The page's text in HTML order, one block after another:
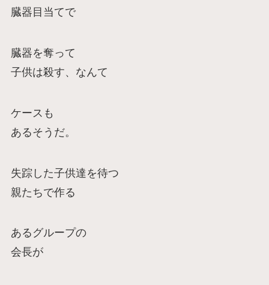
臓器目当てで
臓器を奪って
子供は殺す、なんて
ケースも
あるそうだ。
失踪した子供達を待つ
親たちで作る
あるグループの
会長が